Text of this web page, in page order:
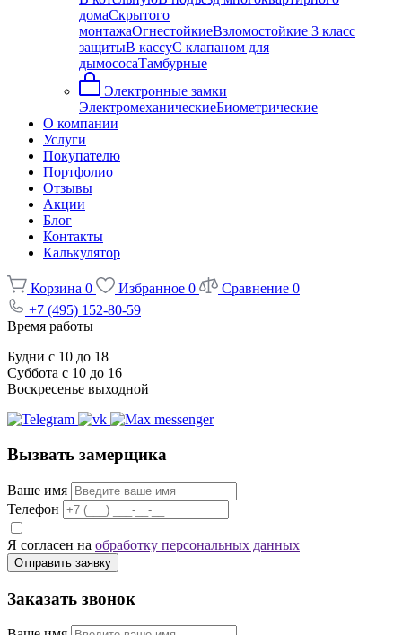
домаСкрытого
монтажаОгнестойкиеВзломостойкие 3 класс
защитыВ кассуС клапаном для
дымососаТамбурные
Электронные замки
ЭлектромеханическиеБиометрические
О компании
Услуги
Покупателю
Портфолио
Отзывы
Акции
Блог
Контакты
Калькулятор
Корзина 0 Избранное 0 Сравнение 0
+7 (495) 152-80-59
Время работы
Будни с 10 до 18
Суббота с 10 до 16
Воскресенье выходной
Вызвать замерщика
Ваше имя
Телефон
Я согласен на обработку персональных данных
Отправить заявку
Заказать звонок